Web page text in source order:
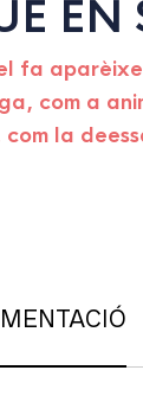
EN
fa
com a
la